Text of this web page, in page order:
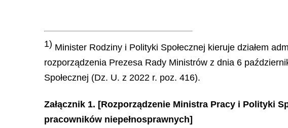
1) Minister Rodziny i Polityki Społecznej kieruje działem
rozporządzenia Prezesa Rady Ministrów z dnia 6
Społecznej (Dz. U. z 2022 r. poz. 416).
Załącznik 1. [Rozporządzenie Ministra Pracy i Polityki
pracowników niepełnosprawnych]